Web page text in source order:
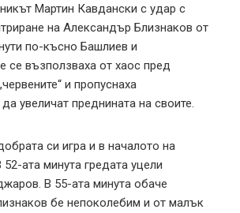
Мартин Кавдански с удар с
на Александър Близнаков от
по-късно Башлиев и
се възползваха от хаос пред
и пропуснаха
увеличат преднината на своите.
си игра и в началото на
52-ата минута гредата уцели
В 55-ата минута обаче
бе непоколебим и от малък